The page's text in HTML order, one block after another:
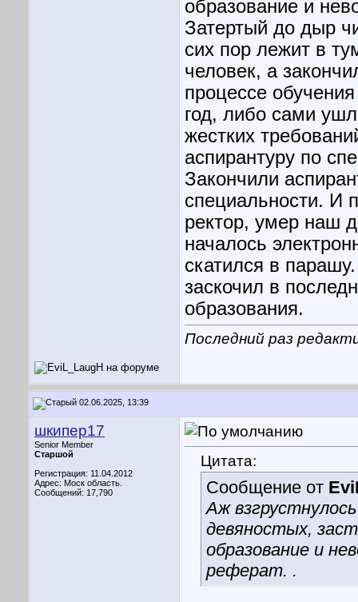
образование и
Затертый до дыр
сих пор лежит в
человек, а
процессе
год, либо сами
жестких
аспирантуру по
Закончили
специальности. И
ректор, умер наш
началось
скатился в
заскочил в
образования.
Последний раз
02.06.2025, 13:39
шкипер17
Senior Member
Старшой
Регистрация: 11.04.2012
Адрес: Моск область.
Сообщений: 17,790
Цитата:
Сообщение от
Аж
девяностых,
образование и
реферат. .